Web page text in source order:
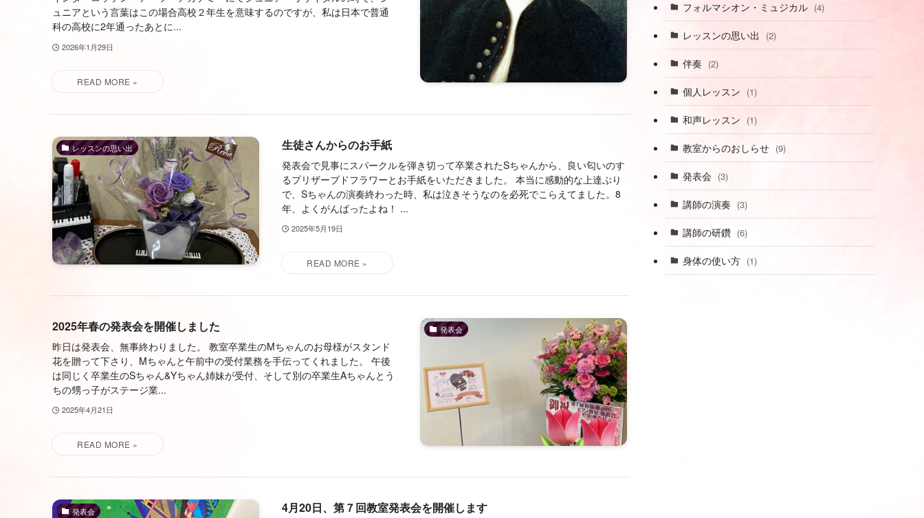
ュニアという言葉はこの場合高校２年生を意味するのですが、私は日本で普通
科の高校に2年通ったあとに...
2026年1月29日
レッスンの思い出 生徒さんからのお手紙
発表会で見事にスパークルを弾き切って卒業されたSちゃんから、良い匂いのす
るプリザーブドフラワーとお手紙をいただきました。 本当に感動的な上達ぶり
で、Sちゃんの演奏終わった時、私は泣きそうなのを必死でこらえてました。8
年、よくがんばったよね！ ...
2025年5月19日
発表会
2025年春の発表会を開催しました
昨日は発表会、無事終わりました。 教室卒業生のMちゃんのお母様がスタンド
花を贈って下さり、Mちゃんと午前中の受付業務を手伝ってくれました。 午後
は同じく卒業生のSちゃん&Yちゃん姉妹が受付、そして別の卒業生Aちゃんとう
ちの甥っ子がステージ業...
2025年4月21日
発表会 4月20日、第７回教室発表会を開催します
フォルマシオン・ミュジカル (4)
レッスンの思い出 (2)
伴奏 (2)
個人レッスン (1)
和声レッスン (1)
教室からのおしらせ (9)
発表会 (3)
講師の演奏 (3)
講師の研鑽 (6)
身体の使い方 (1)